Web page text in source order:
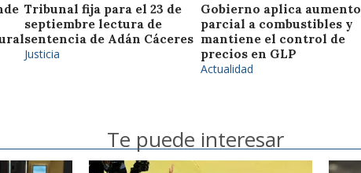
Tribunal fija para el 23 de
septiembre lectura de
sentencia de Adán Cáceres
Justicia
Gobierno aplica aumento
parcial a combustibles y
mantiene el control de
precios en GLP
Actualidad
Te puede interesar